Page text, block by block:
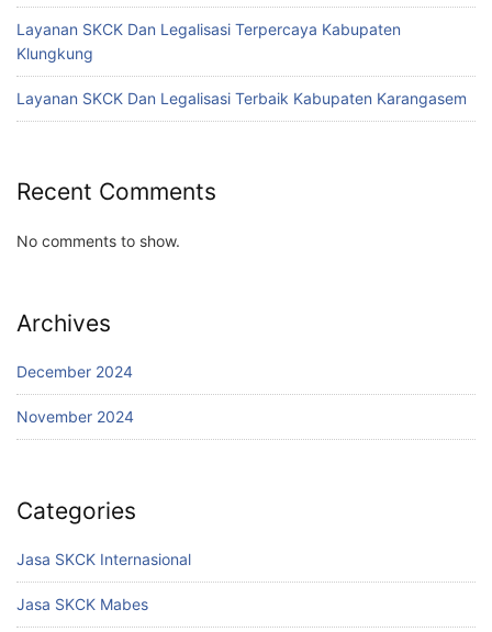
Layanan SKCK Dan Legalisasi Terpercaya Kabupaten
Klungkung
Layanan SKCK Dan Legalisasi Terbaik Kabupaten Karangasem
Recent Comments
No comments to show.
Archives
December 2024
November 2024
Categories
Jasa SKCK Internasional
Jasa SKCK Mabes